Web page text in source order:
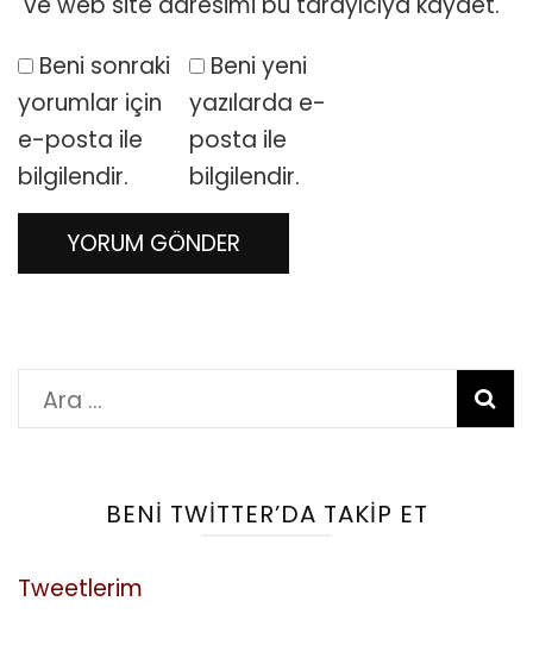
Beni sonraki
yorumlar için
e-posta ile
bilgilendir.
Beni yeni
yazılarda e-
posta ile
bilgilendir.
Arama:
BENI TWITTER’DA TAKIP ET
Tweetlerim